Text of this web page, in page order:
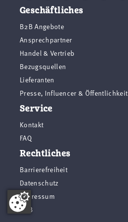
Geschäftliches
B2B Angebote
Ansprechpartner
Handel & Vertrieb
Bezugsquellen
Lieferanten
Presse, Influencer & Öffentlichkeit
Service
Kontakt
FAQ
Rechtliches
Barrierefreiheit
Datenschutz
Impressum
AGB